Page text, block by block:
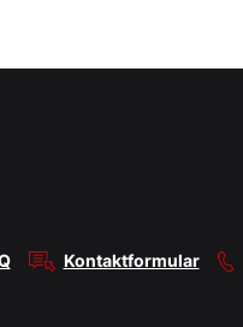
Kontaktformular